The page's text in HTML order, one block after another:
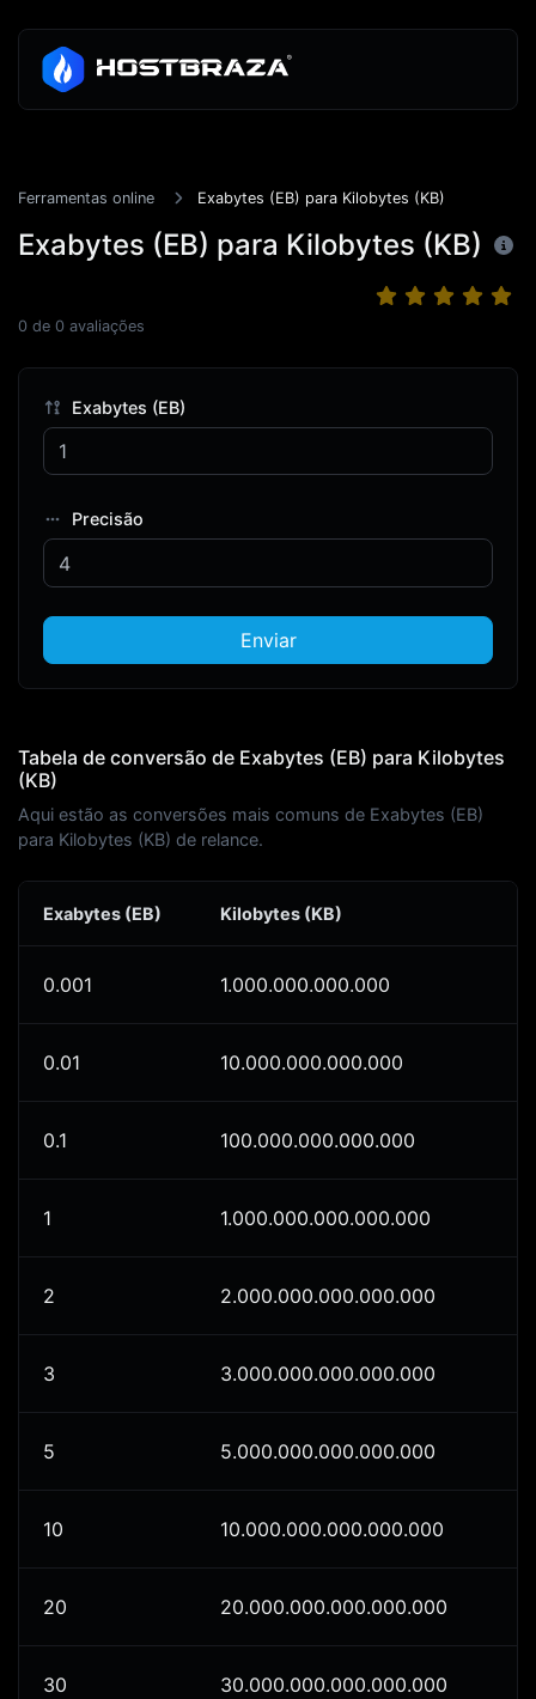
Ferramentas online Exabytes (EB) para Kilobytes (KB)
Exabytes (EB) para Kilobytes (KB)
0 de 0 avaliações
Exabytes (EB)
Precisão
Enviar
Tabela de conversão de Exabytes (EB) para Kilobytes
(KB)
Aqui estão as conversões mais comuns de Exabytes (EB)
para Kilobytes (KB) de relance.
Exabytes (EB) Kilobytes (KB)
0.001 1.000.000.000.000
0.01 10.000.000.000.000
0.1 100.000.000.000.000
1 1.000.000.000.000.000
2 2.000.000.000.000.000
3 3.000.000.000.000.000
5 5.000.000.000.000.000
10 10.000.000.000.000.000
20 20.000.000.000.000.000
30 30.000.000.000.000.000